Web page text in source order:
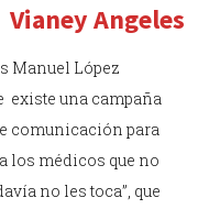
Vianey Angeles
Manuel López
existe una campaña
comunicación para
los médicos que no
no les toca”, que